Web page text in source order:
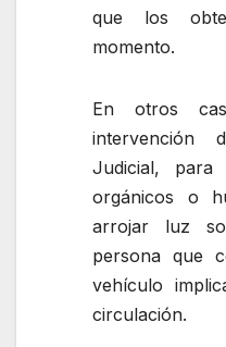
que los
momento.
En otros
intervención
Judicial,
orgánicos o
arrojar luz
persona que
vehículo
circulación.